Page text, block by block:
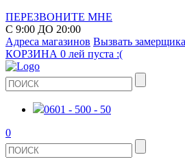
ПЕРЕЗВОНИТЕ МНЕ
С 9:00 ДО 20:00
Адреса магазинов Вызвать замерщика
КОРЗИНА 0 лей пуста :(
0601 - 500 - 50
0